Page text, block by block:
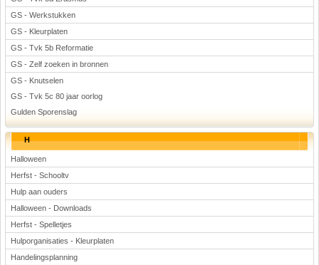
GS - Werkstukken
GS - Kleurplaten
GS - Tvk 5b Reformatie
GS - Zelf zoeken in bronnen
GS - Knutselen
GS - Tvk 5c 80 jaar oorlog
Gulden Sporenslag
H
Halloween
Herfst - Schooltv
Hulp aan ouders
Halloween - Downloads
Herfst - Spelletjes
Hulporganisaties - Kleurplaten
Handelingsplanning